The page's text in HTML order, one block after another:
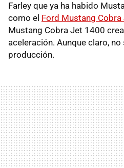
Farley que ya ha habido
como el Ford Mustang
Mustang Cobra Jet 1400
aceleración. Aunque claro,
producción.